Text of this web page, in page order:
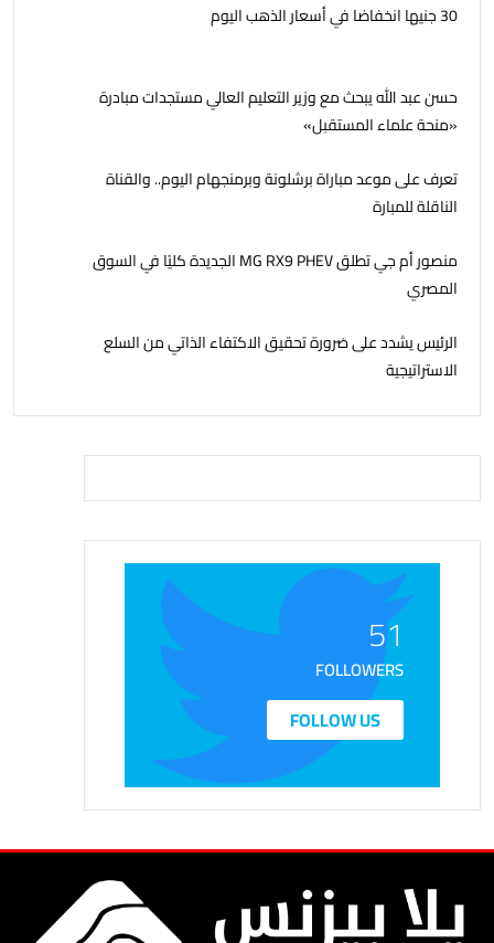
30 جنيها انخفاضا في أسعار الذهب اليوم
حسن عبد الله يبحث مع وزير التعليم العالي مستجدات مبادرة
«منحة علماء المستقبل»
تعرف على موعد مباراة برشلونة وبرمنجهام اليوم.. والقناة
الناقلة للمبارة
منصور أم جي تطلق MG RX9 PHEV الجديدة كليًا في السوق
المصري
الرئيس يشدد على ضرورة تحقيق الاكتفاء الذاتي من السلع
الاستراتيجية
51
FOLLOWERS
FOLLOW US